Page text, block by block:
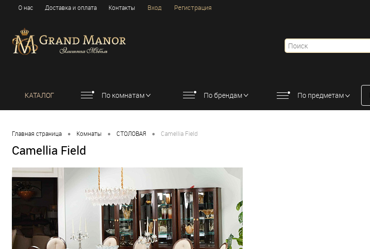
О нас Доставка и оплата Контакты Вход Регистрация
КАТАЛОГ По комнатам По брендам По предметам
Главная страница • Комнаты • СТОЛОВАЯ • Camellia Field
Camellia Field